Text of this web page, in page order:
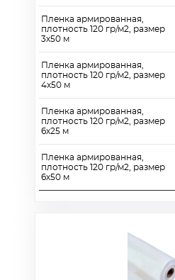
Пленка армированная,
плотность 120 гр/м2, размер
3х50 м
Пленка армированная,
плотность 120 гр/м2, размер
4х50 м
Пленка армированная,
плотность 120 гр/м2, размер
6х25 м
Пленка армированная,
плотность 120 гр/м2, размер
6х50 м